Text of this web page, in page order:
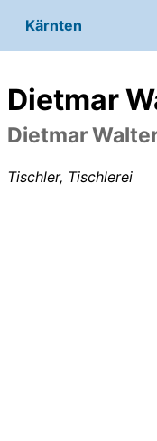
Kärnten
Dietmar
Dietmar
Tischler, Tischlerei